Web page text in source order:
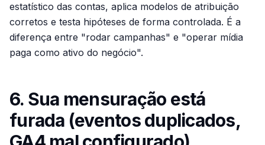
estatístico das contas, aplica modelos de atribuição
corretos e testa hipóteses de forma controlada. É a
diferença entre "rodar campanhas" e "operar mídia
paga como ativo do negócio".
6. Sua mensuração está
furada (eventos duplicados,